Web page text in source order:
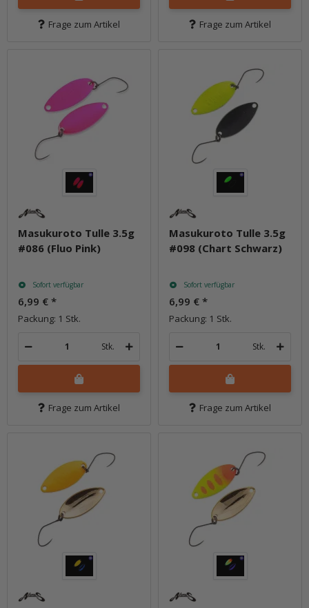
Frage zum Artikel Frage zum Artikel
Masukuroto Tulle 3.5g
#086 (Fluo Pink)
Sofort verfügbar
6,99 € *
Packung: 1 Stk.
Stk.
Frage zum Artikel
Masukuroto Tulle 3.5g
#098 (Chart Schwarz)
Sofort verfügbar
6,99 € *
Packung: 1 Stk.
Stk.
Frage zum Artikel